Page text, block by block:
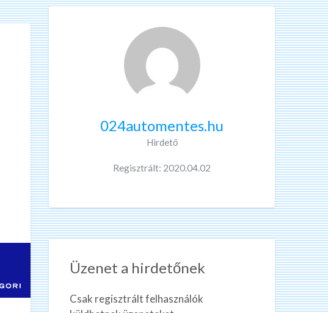
024automentes.hu
Hirdető
Regisztrált: 2020.04.02
Üzenet a hirdetőnek
Csak regisztrált felhasználók